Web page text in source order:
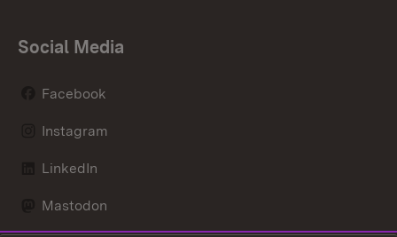
Social Media
Facebook
Instagram
LinkedIn
Mastodon